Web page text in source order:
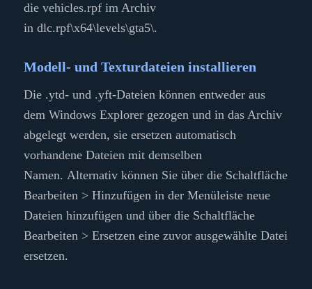
die vehicles.rpf im Archiv
in dlc.rpf\x64\levels\gta5\.
Modell- und Texturdateien installieren
Die .ytd- und .yft-Dateien können entweder aus
dem Windows Explorer gezogen und in das Archiv
abgelegt werden, sie ersetzen automatisch
vorhandene Dateien mit demselben
Namen. Alternativ können Sie über die Schaltfläche
Bearbeiten > Hinzufügen in der Menüleiste neue
Dateien hinzufügen und über die Schaltfläche
Bearbeiten > Ersetzen eine zuvor ausgewählte Datei
ersetzen.